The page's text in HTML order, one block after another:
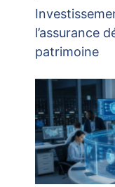
l’assurance
patrimoine